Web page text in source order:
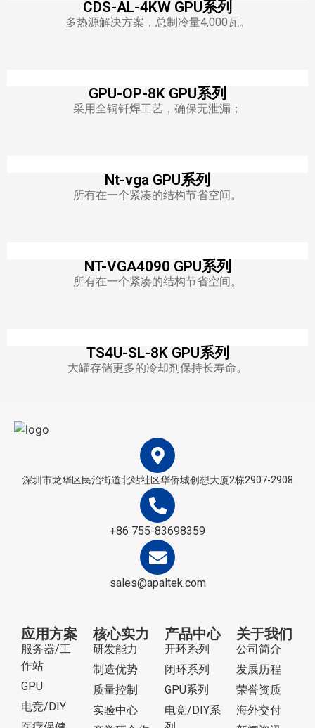
CDS-AL-4KW GPU系列
多热源解决方案，总制冷量4,000瓦。
GPU-OP-8K GPU系列
采用全铜钎焊工艺，确保无泄漏；
Nt-vga GPU系列
所有在一个紧凑的结构节省空间。
NT-VGA4090 GPU系列
所有在一个紧凑的结构节省空间。
TS4U-SL-8K GPU系列
大罐存储更多的冷却剂保持长寿命。
深圳市龙华区民治街道北站社区华侨城创想大厦2栋2907-2908
+86 755-83698359
sales@apaltek.com
应用方案
服务器/工
作站
GPU
电竞/DIY
核心实力
研发能力
制造优势
质量控制
实验中心
产品中心
开环系列
闭环系列
GPU系列
电竞/DIY系
关于我们
公司简介
发展历程
荣誉资质
海外交付